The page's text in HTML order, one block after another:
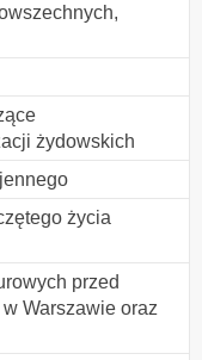
żydowskich
życia
przed
Warszawie oraz